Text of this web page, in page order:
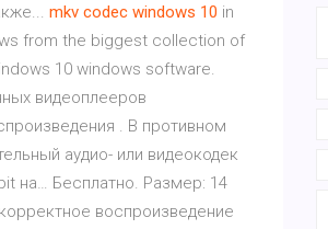
mkv codec windows 10 in
from the biggest collection of
10 windows software.
видеоплееров
. В противном
аудио- или видеокодек
на… Бесплатно. Размер: 14
воспроизведение